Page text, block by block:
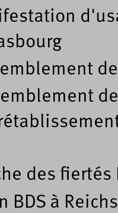
des fiertés
BDS à